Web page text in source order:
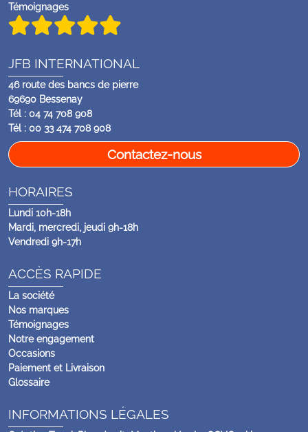
Témoignages
JFB INTERNATIONAL
46 route des bancs de pierre
69690 Bessenay
Tél : 04 74 708 908
Tél : 00 33 474 708 908
Contactez-nous
HORAIRES
Lundi 10h-18h
Mardi, mercredi, jeudi 9h-18h
Vendredi 9h-17h
ACCÈS RAPIDE
La société
Nos marques
Témoignages
Notre engagement
Occasions
Paiement et Livraison
Glossaire
INFORMATIONS LÉGALES